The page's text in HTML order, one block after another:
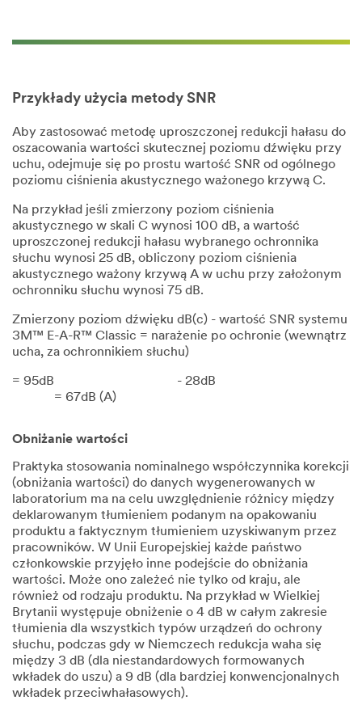
Przykłady użycia metody SNR
Aby zastosować metodę uproszczonej redukcji hałasu do
oszacowania wartości skutecznej poziomu dźwięku przy
uchu, odejmuje się po prostu wartość SNR od ogólnego
poziomu ciśnienia akustycznego ważonego krzywą C.
Na przykład jeśli zmierzony poziom ciśnienia
akustycznego w skali C wynosi 100 dB, a wartość
uproszczonej redukcji hałasu wybranego ochronnika
słuchu wynosi 25 dB, obliczony poziom ciśnienia
akustycznego ważony krzywą A w uchu przy założonym
ochronniku słuchu wynosi 75 dB.
Zmierzony poziom dźwięku dB(c) - wartość SNR systemu
3M™ E-A-R™ Classic = narażenie po ochronie (wewnątrz
ucha, za ochronnikiem słuchu)
= 95dB - 28dB
= 67dB (A)
Obniżanie wartości
Praktyka stosowania nominalnego współczynnika korekcji
(obniżania wartości) do danych wygenerowanych w
laboratorium ma na celu uwzględnienie różnicy między
deklarowanym tłumieniem podanym na opakowaniu
produktu a faktycznym tłumieniem uzyskiwanym przez
pracowników. W Unii Europejskiej każde państwo
członkowskie przyjęło inne podejście do obniżania
wartości. Może ono zależeć nie tylko od kraju, ale
również od rodzaju produktu. Na przykład w Wielkiej
Brytanii występuje obniżenie o 4 dB w całym zakresie
tłumienia dla wszystkich typów urządzeń do ochrony
słuchu, podczas gdy w Niemczech redukcja waha się
między 3 dB (dla niestandardowych formowanych
wkładek do uszu) a 9 dB (dla bardziej konwencjonalnych
wkładek przeciwhałasowych).